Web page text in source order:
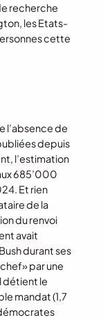
recherche
les Etats-
cette
l’absence de
depuis
l’estimation
685’000
Et rien
de la
du renvoi
avait
durant ses
par une
détient le
mandat (1,7